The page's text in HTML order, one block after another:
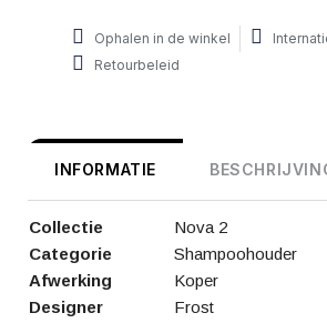
Ophalen in de winkel
Retourbeleid
INFORMATIE
Collectie
Nova 2
Categorie
Shampoohouder
Afwerking
Koper
Designer
Frost